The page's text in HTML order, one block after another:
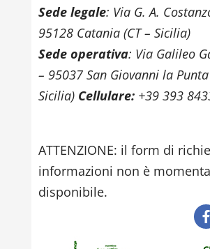
Sede legale: Via G. A.
95128Catania (CT – Sicilia)
Sede operativa: Via Galileo
– 95037 San Giovanni la Punta
Sicilia) Cellulare:+39 393
ATTENZIONE: il form di
informazioni non è
disponibile.